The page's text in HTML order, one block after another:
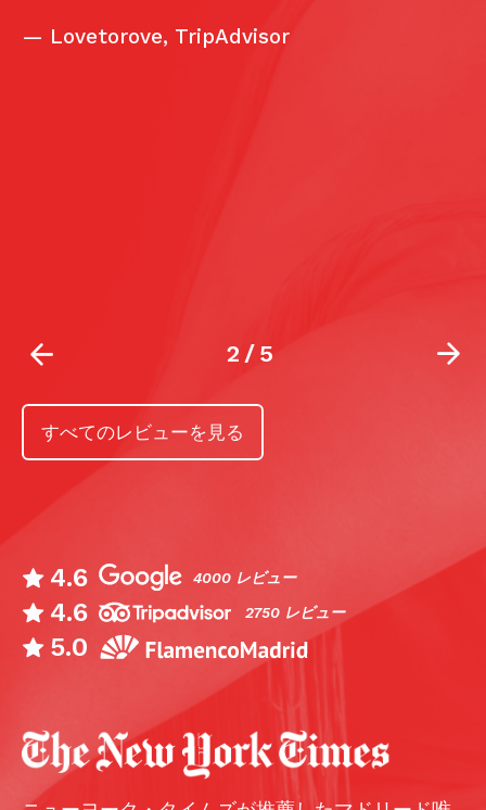
— Lovetorove, TripAdvisor
2/5
すべてのレビューを見る
4.6 4000 レビュー
4.6 2750 レビュー
5.0